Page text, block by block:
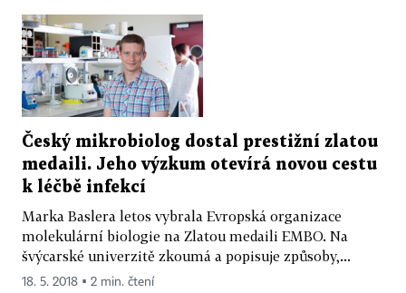
Český mikrobiolog dostal prestižní zlatou
medaili. Jeho výzkum otevírá novou cestu
k léčbě infekcí
Marka Baslera letos vybrala Evropská organizace
molekulární biologie na Zlatou medaili EMBO. Na
švýcarské univerzitě zkoumá a popisuje způsoby,...
18. 5. 2018 ▪ 2 min. čtení